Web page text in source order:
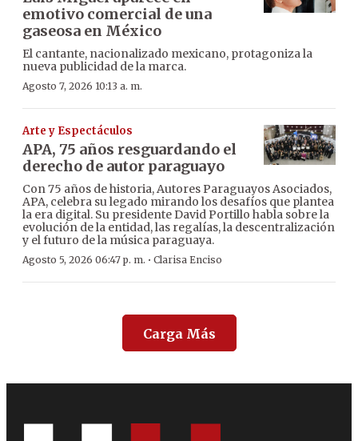
emotivo comercial de una
gaseosa en México
El cantante, nacionalizado mexicano, protagoniza la
nueva publicidad de la marca.
Agosto 7, 2026 10:13 a. m.
Arte y Espectáculos
APA, 75 años resguardando el
derecho de autor paraguayo
Con 75 años de historia, Autores Paraguayos Asociados,
APA, celebra su legado mirando los desafíos que plantea
la era digital. Su presidente David Portillo habla sobre la
evolución de la entidad, las regalías, la descentralización
y el futuro de la música paraguaya.
Agosto 5, 2026 06:47 p. m. · Clarisa Enciso
Carga Más